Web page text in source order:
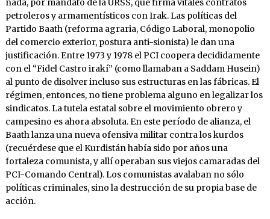
nada, por mandato de la URSS, que firma vitales contratos
petroleros y armamentísticos con Irak. Las políticas del
Partido Baath (reforma agraria, Código Laboral, monopolio
del comercio exterior, postura anti-sionista) le dan una
justificación. Entre 1973 y 1978 el PCI coopera decididamente
con el “Fidel Castro irakí” (como llamaban a Saddam Husein)
al punto de disolver incluso sus estructuras en las fábricas. El
régimen, entonces, no tiene problema alguno en legalizar los
sindicatos. La tutela estatal sobre el movimiento obrero y
campesino es ahora absoluta. En este período de alianza, el
Baath lanza una nueva ofensiva militar contra los kurdos
(recuérdese que el Kurdistán había sido por años una
fortaleza comunista, y allí operaban sus viejos camaradas del
PCI-Comando Central). Los comunistas avalaban no sólo
políticas criminales, sino la destrucción de su propia base de
acción.